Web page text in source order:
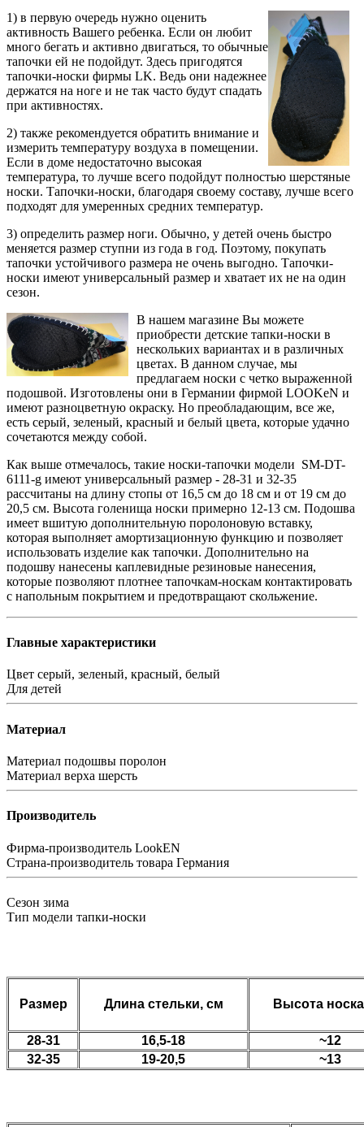
1) в первую очередь нужно оценить
активность Вашего ребенка. Если он любит
много бегать и активно двигаться, то обычные
тапочки ей не подойдут. Здесь пригодятся
тапочки-носки фирмы LK. Ведь они надежнее
держатся на ноге и не так часто будут спадать
при активностях.
2) также рекомендуется обратить внимание и
измерить температуру воздуха в помещении.
Если в доме недостаточно высокая
температура, то лучше всего подойдут полностью шерстяные
носки. Тапочки-носки, благодаря своему составу, лучше всего
подходят для умеренных средних температур.
3) определить размер ноги. Обычно, у детей очень быстро
меняется размер ступни из года в год. Поэтому, покупать
тапочки устойчивого размера не очень выгодно. Тапочки-
носки имеют универсальный размер и хватает их не на один
сезон.
В нашем магазине Вы можете
приобрести детские тапки-носки в
нескольких вариантах и в различных
цветах. В данном случае, мы
предлагаем носки с четко выраженной
подошвой. Изготовлены они в Германии фирмой LOOKeN и
имеют разноцветную окраску. Но преобладающим, все же,
есть серый, зеленый, красный и белый цвета, которые удачно
сочетаются между собой.
Как выше отмечалось, такие носки-тапочки модели SM-DT-
6111-g имеют универсальный размер - 28-31 и 32-35
рассчитаны на длину стопы от 16,5 см до 18 см и от 19 см до
20,5 см. Высота голенища носки примерно 12-13 см. Подошва
имеет вшитую дополнительную поролоновую вставку,
которая выполняет амортизационную функцию и позволяет
использовать изделие как тапочки. Дополнительно на
подошву нанесены каплевидные резиновые нанесения,
которые позволяют плотнее тапочкам-носкам контактировать
с напольным покрытием и предотвращают скольжение.
Главные характеристики
Цвет серый, зеленый, красный, белый
Для детей
Материал
Материал подошвы поролон
Материал верха шерсть
Производитель
Фирма-производитель LookEN
Страна-производитель товара Германия
Сезон зима
Тип модели тапки-носки
Размер Длина стельки, см Высота
28-31 16,5-18
~12
32-35
19-20,5 ~13